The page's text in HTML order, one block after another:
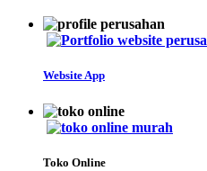
Website App
Toko Online